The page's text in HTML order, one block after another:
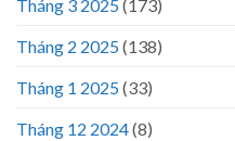
Tháng 3 2025(173)
Tháng 2 2025(138)
Tháng 1 2025(33)
Tháng 12 2024(8)